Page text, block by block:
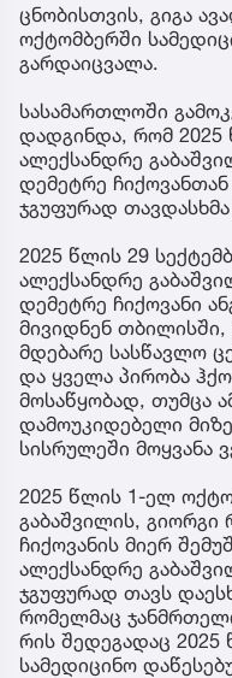
ცნობისთვის, გიგა
ოქტომბერში
გარდაიცვალა.
სასამართლოში
დადგინდა, რომ 2025
ალექსანდრე
დემეტრე
ჯგუფურად თავდასხმა
2025 წლის 29
ალექსანდრე
დემეტრე ჩიქოვანი
მივიდნენ თბილისში,
მდებარე სასწავლო
და ყველა პირობა
მოსაწყობად, თუმცა
დამოუკიდებელი
სისრულეში მოყვანა
2025 წლის 1-ელ
გაბაშვილის, გიორგი
ჩიქოვანის მიერ
ალექსანდრე
ჯგუფურად თავს
რომელმაც
რის შედეგადაც
სამედიცინო